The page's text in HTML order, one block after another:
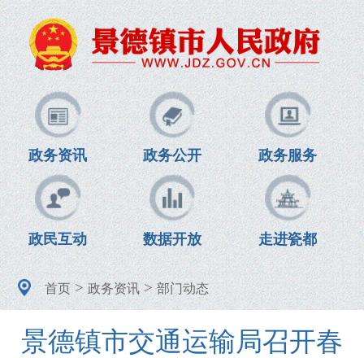
政务资讯 政务公开 政务服务
政民互动 数据开放 走进瓷都
首页>政务资讯>部门动态
景德镇市交通运输局召开春